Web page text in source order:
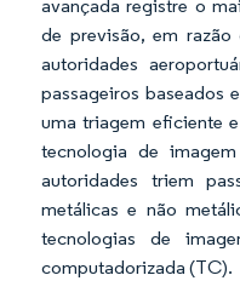
avançada registre o
de previsão, em razão
autoridades
passageiros baseados
uma triagem eficiente
tecnologia de
autoridades triem
metálicas e não
tecnologias de
computadorizada (TC).